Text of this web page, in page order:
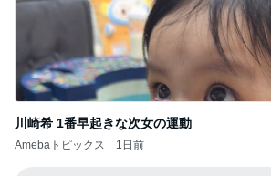
川崎希 1番早起きな次女の運動
Amebaトピックス 1日前